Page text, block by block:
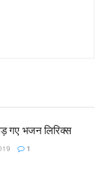
गए भजन लिरिक्स
1